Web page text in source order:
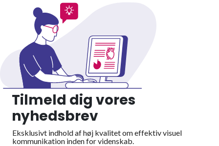
Tilmeld dig vores
nyhedsbrev
Eksklusivt indhold af høj kvalitet om effektiv visuel
kommunikation inden for videnskab.